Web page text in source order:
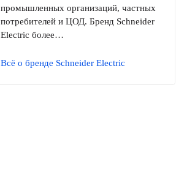
промышленных организаций, частных
потребителей и ЦОД. Бренд Schneider
Electric более…
Всё о бренде Schneider Electric